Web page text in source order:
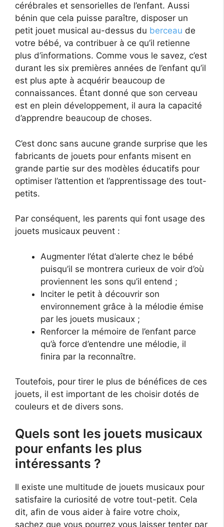
cérébrales et sensorielles de l’enfant. Aussi
bénin que cela puisse paraître, disposer un
petit jouet musical au-dessus du berceau de
votre bébé, va contribuer à ce qu’il retienne
plus d’informations. Comme vous le savez, c’est
durant les six premières années de l’enfant qu’il
est plus apte à acquérir beaucoup de
connaissances. Étant donné que son cerveau
est en plein développement, il aura la capacité
d’apprendre beaucoup de choses.
C’est donc sans aucune grande surprise que les
fabricants de jouets pour enfants misent en
grande partie sur des modèles éducatifs pour
optimiser l’attention et l’apprentissage des tout-
petits.
Par conséquent, les parents qui font usage des
jouets musicaux peuvent :
Augmenter l’état d’alerte chez le bébé
puisqu’il se montrera curieux de voir d’où
proviennent les sons qu’il entend ;
Inciter le petit à découvrir son
environnement grâce à la mélodie émise
par les jouets musicaux ;
Renforcer la mémoire de l’enfant parce
qu’à force d’entendre une mélodie, il
finira par la reconnaître.
Toutefois, pour tirer le plus de bénéfices de ces
jouets, il est important de les choisir dotés de
couleurs et de divers sons.
Quels sont les jouets musicaux
pour enfants les plus
intéressants ?
Il existe une multitude de jouets musicaux pour
satisfaire la curiosité de votre tout-petit. Cela
dit, afin de vous aider à faire votre choix,
sachez que vous pourrez vous laisser tenter par